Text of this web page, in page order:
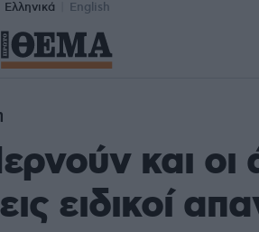
Ελληνικά English
και οι
ειδικοί